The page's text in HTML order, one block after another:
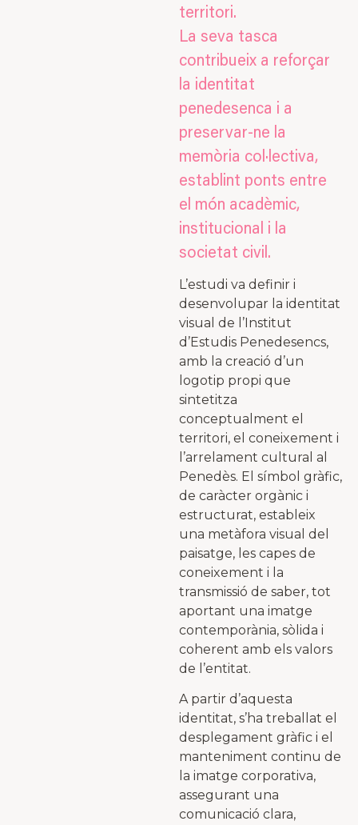
territori.
La seva tasca
contribueix a reforçar
la identitat
penedesenca i a
preservar-ne la
memòria col·lectiva,
establint ponts entre
el món acadèmic,
institucional i la
societat civil.
L’estudi va definir i
desenvolupar la identitat
visual de l’Institut
d’Estudis Penedesencs,
amb la creació d’un
logotip propi que
sintetitza
conceptualment el
territori, el coneixement i
l’arrelament cultural al
Penedès. El símbol gràfic,
de caràcter orgànic i
estructurat, estableix
una metàfora visual del
paisatge, les capes de
coneixement i la
transmissió de saber, tot
aportant una imatge
contemporània, sòlida i
coherent amb els valors
de l’entitat.
A partir d’aquesta
identitat, s’ha treballat el
desplegament gràfic i el
manteniment continu de
la imatge corporativa,
assegurant una
comunicació clara,